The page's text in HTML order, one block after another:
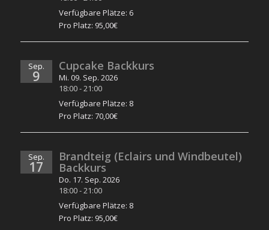
Verfügbare Plätze: 6
Pro Platz: 95,00€
Sep.
9
Cupcake Backkurs
Mi. 09. Sep. 2026
18:00-21:00
Verfügbare Plätze: 8
Pro Platz: 70,00€
Sep.
17
Brandteig (Eclairs und Windbeutel)
Backkurs
Do. 17. Sep. 2026
18:00-21:00
Verfügbare Plätze: 8
Pro Platz: 95,00€